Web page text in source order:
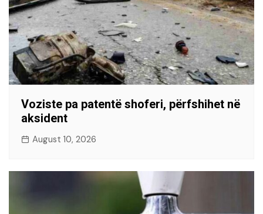
Voziste pa patentë shoferi, përfshihet në
aksident
August 10, 2026